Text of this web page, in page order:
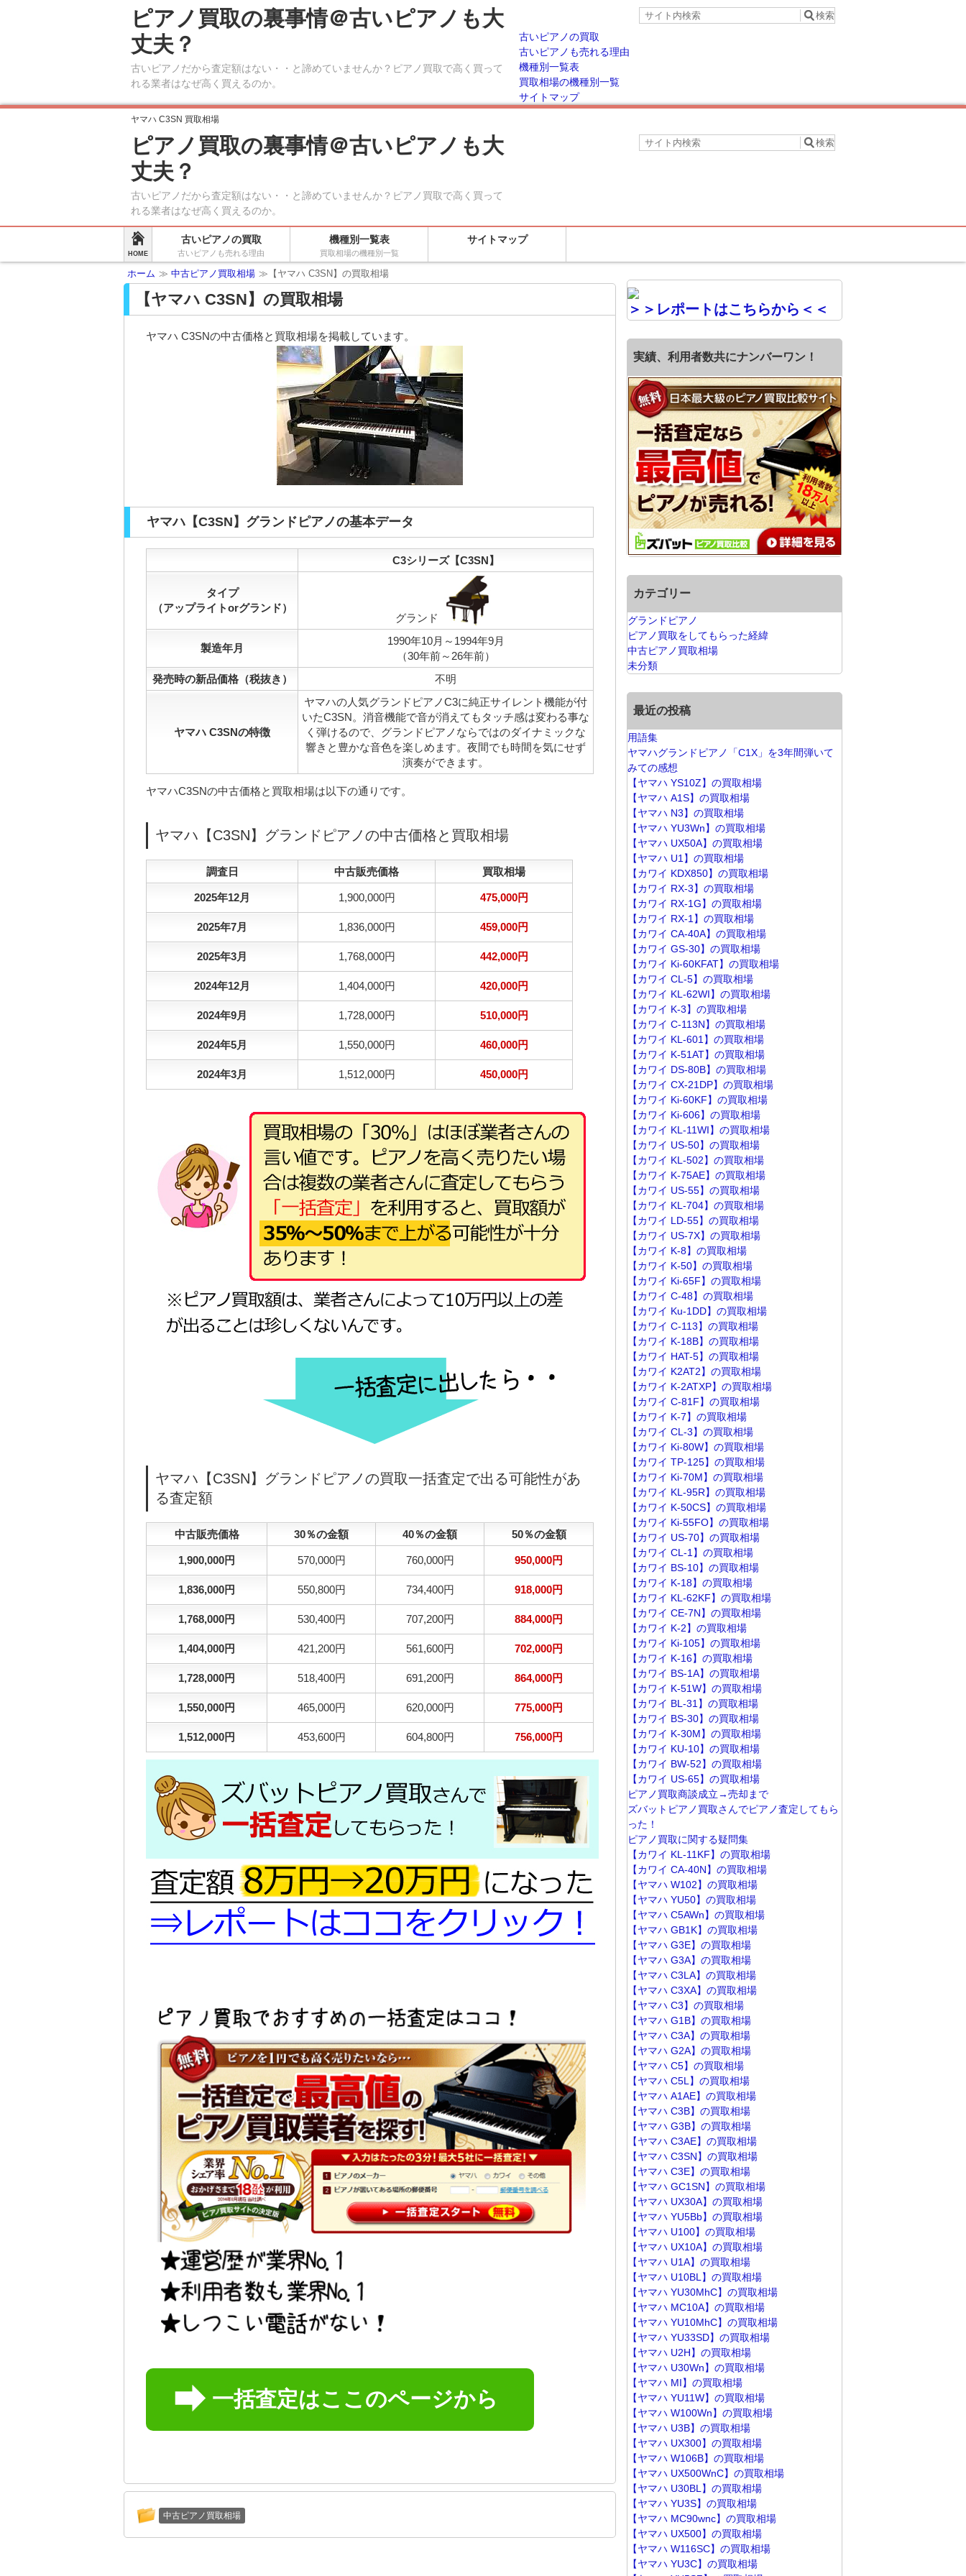
ピアノ買取の裏事情＠古いピアノも大
丈夫？
古いピアノだから査定額はない・・と諦めていませんか？ピアノ買取で高く買って
れる業者はなぜ高く買えるのか。
古いピアノの買取
古いピアノも売れる理由
機種別一覧表
買取相場の機種別一覧
サイトマップ
ヤマハ C3SN 買取相場
ピアノ買取の裏事情＠古いピアノも大
丈夫？
古いピアノだから査定額はない・・と諦めていませんか？ピアノ買取で高く買って
れる業者はなぜ高く買えるのか。
HOME
古いピアノの買取
古いピアノも売れる理由
機種別一覧表
買取相場の機種別一覧
サイトマップ
ホーム ≫ 中古ピアノ買取相場 ≫【ヤマハ C3SN】の買取相場
【ヤマハ C3SN】の買取相場
ヤマハ C3SNの中古価格と買取相場を掲載しています。
ヤマハ【C3SN】グランドピアノの基本データ
C3シリーズ【C3SN】
タイプ
（アップライトorグランド）
グランド
製造年月
1990年10月～1994年9月
（30年前～26年前）
発売時の新品価格（税抜き）
不明
ヤマハ C3SNの特徴
ヤマハの人気グランドピアノC3に純正サイレント機能が付
いたC3SN。消音機能で音が消えてもタッチ感は変わる事な
く弾けるので、グランドピアノならではのダイナミックな
響きと豊かな音色を楽しめます。夜間でも時間を気にせず
演奏ができます。
ヤマハC3SNの中古価格と買取相場は以下の通りです。
ヤマハ【C3SN】グランドピアノの中古価格と買取相場
調査日 中古販売価格 買取相場
2025年12月 1,900,000円 475,000円
2025年7月 1,836,000円 459,000円
2025年3月 1,768,000円 442,000円
2024年12月 1,404,000円 420,000円
2024年9月 1,728,000円 510,000円
2024年5月 1,550,000円 460,000円
2024年3月 1,512,000円 450,000円
ヤマハ【C3SN】グランドピアノの買取一括査定で出る可能性があ
る査定額
中古販売価格 30％の金額 40％の金額 50％の金額
1,900,000円 570,000円 760,000円 950,000円
1,836,000円 550,800円 734,400円 918,000円
1,768,000円 530,400円 707,200円 884,000円
1,404,000円 421,200円 561,600円 702,000円
1,728,000円 518,400円 691,200円 864,000円
1,550,000円 465,000円 620,000円 775,000円
1,512,000円 453,600円 604,800円 756,000円
一括査定はここのページから
中古ピアノ買取相場
＞＞レポートはこちらから＜＜
実績、利用者数共にナンバーワン！
カテゴリー
グランドピアノ
ピアノ買取をしてもらった経緯
中古ピアノ買取相場
未分類
最近の投稿
用語集
ヤマハグランドピアノ「C1X」を3年間弾いて
みての感想
【ヤマハ YS10Z】の買取相場
【ヤマハ A1S】の買取相場
【ヤマハ N3】の買取相場
【ヤマハ YU3Wn】の買取相場
【ヤマハ UX50A】の買取相場
【ヤマハ U1】の買取相場
【カワイ KDX850】の買取相場
【カワイ RX-3】の買取相場
【カワイ RX-1G】の買取相場
【カワイ RX-1】の買取相場
【カワイ CA-40A】の買取相場
【カワイ GS-30】の買取相場
【カワイ Ki-60KFAT】の買取相場
【カワイ CL-5】の買取相場
【カワイ KL-62WI】の買取相場
【カワイ K-3】の買取相場
【カワイ C-113N】の買取相場
【カワイ KL-601】の買取相場
【カワイ K-51AT】の買取相場
【カワイ DS-80B】の買取相場
【カワイ CX-21DP】の買取相場
【カワイ Ki-60KF】の買取相場
【カワイ Ki-606】の買取相場
【カワイ KL-11WI】の買取相場
【カワイ US-50】の買取相場
【カワイ KL-502】の買取相場
【カワイ K-75AE】の買取相場
【カワイ US-55】の買取相場
【カワイ KL-704】の買取相場
【カワイ LD-55】の買取相場
【カワイ US-7X】の買取相場
【カワイ K-8】の買取相場
【カワイ K-50】の買取相場
【カワイ Ki-65F】の買取相場
【カワイ C-48】の買取相場
【カワイ Ku-1DD】の買取相場
【カワイ C-113】の買取相場
【カワイ K-18B】の買取相場
【カワイ HAT-5】の買取相場
【カワイ K2AT2】の買取相場
【カワイ K-2ATXP】の買取相場
【カワイ C-81F】の買取相場
【カワイ K-7】の買取相場
【カワイ CL-3】の買取相場
【カワイ Ki-80W】の買取相場
【カワイ TP-125】の買取相場
【カワイ Ki-70M】の買取相場
【カワイ KL-95R】の買取相場
【カワイ K-50CS】の買取相場
【カワイ Ki-55FO】の買取相場
【カワイ US-70】の買取相場
【カワイ CL-1】の買取相場
【カワイ BS-10】の買取相場
【カワイ K-18】の買取相場
【カワイ KL-62KF】の買取相場
【カワイ CE-7N】の買取相場
【カワイ K-2】の買取相場
【カワイ Ki-105】の買取相場
【カワイ K-16】の買取相場
【カワイ BS-1A】の買取相場
【カワイ K-51W】の買取相場
【カワイ BL-31】の買取相場
【カワイ BS-30】の買取相場
【カワイ K-30M】の買取相場
【カワイ KU-10】の買取相場
【カワイ BW-52】の買取相場
【カワイ US-65】の買取相場
ピアノ買取商談成立→売却まで
ズバットピアノ買取さんでピアノ査定してもら
った！
ピアノ買取に関する疑問集
【カワイ KL-11KF】の買取相場
【カワイ CA-40N】の買取相場
【ヤマハ W102】の買取相場
【ヤマハ YU50】の買取相場
【ヤマハ C5AWn】の買取相場
【ヤマハ GB1K】の買取相場
【ヤマハ G3E】の買取相場
【ヤマハ G3A】の買取相場
【ヤマハ C3LA】の買取相場
【ヤマハ C3XA】の買取相場
【ヤマハ C3】の買取相場
【ヤマハ G1B】の買取相場
【ヤマハ C3A】の買取相場
【ヤマハ G2A】の買取相場
【ヤマハ C5】の買取相場
【ヤマハ C5L】の買取相場
【ヤマハ A1AE】の買取相場
【ヤマハ C3B】の買取相場
【ヤマハ G3B】の買取相場
【ヤマハ C3AE】の買取相場
【ヤマハ C3SN】の買取相場
【ヤマハ C3E】の買取相場
【ヤマハ GC1SN】の買取相場
【ヤマハ UX30A】の買取相場
【ヤマハ YU5Bb】の買取相場
【ヤマハ U100】の買取相場
【ヤマハ UX10A】の買取相場
【ヤマハ U1A】の買取相場
【ヤマハ U10BL】の買取相場
【ヤマハ YU30MhC】の買取相場
【ヤマハ MC10A】の買取相場
【ヤマハ YU10MhC】の買取相場
【ヤマハ YU33SD】の買取相場
【ヤマハ U2H】の買取相場
【ヤマハ U30Wn】の買取相場
【ヤマハ MI】の買取相場
【ヤマハ YU11W】の買取相場
【ヤマハ W100Wn】の買取相場
【ヤマハ U3B】の買取相場
【ヤマハ UX300】の買取相場
【ヤマハ W106B】の買取相場
【ヤマハ UX500WnC】の買取相場
【ヤマハ U30BL】の買取相場
【ヤマハ YU3S】の買取相場
【ヤマハ MC90wnc】の買取相場
【ヤマハ UX500】の買取相場
【ヤマハ W116SC】の買取相場
【ヤマハ YU3C】の買取相場